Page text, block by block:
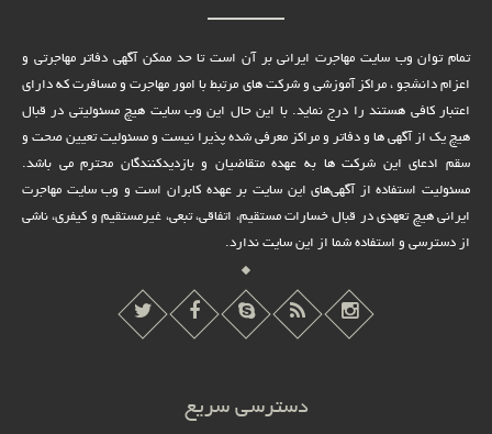
تمام توان وب سایت مهاجرت ایرانی بر آن است تا حد ممکن آگهی دفاتر مهاجرتی و
اعزام دانشجو ، مراکز آموزشی و شرکت های مرتبط با امور مهاجرت و مسافرت که دارای
اعتبار کافی هستند را درج نماید. با این حال این وب سایت هیچ مسئولیتی در قبال
هیچ یک از آگهی ها و دفاتر و مراکز معرفی شده پذیرا نیست و مسئولیت تعیین صحت و
سقم ادعای این شرکت ها به عهده متقاضیان و بازدیدکنندگان محترم می باشد.
مسئولیت استفاده از آگهی‌های این سایت بر عهده کابران است و وب سایت مهاجرت
ایرانی هیچ تعهدى در قبال خسارات مستقیم، اتفاقى، تبعى، غیرمستقیم و کیفرى، ناشى
از دسترسى و استفاده شما از این سایت ندارد.
دسترسی سریع